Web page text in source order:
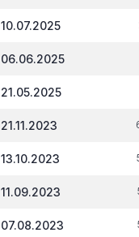
10.07.2025
06.06.2025
21.05.2025
21.11.2023
13.10.2023
11.09.2023
07.08.2023